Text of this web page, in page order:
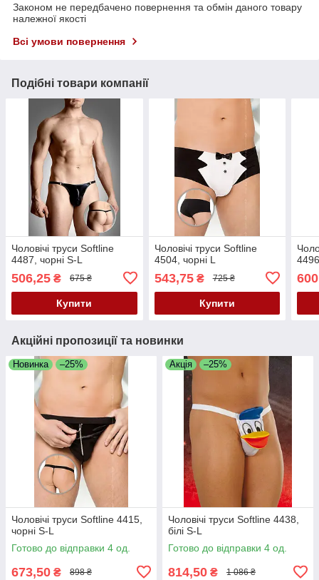
Законом не передбачено повернення та обмін даного товару
належної якості
Всі умови повернення
Подібні товари компанії
Чоловічі труси Softline
4487, чорні S-L
506,25 ₴ 675 ₴
Купити
Чоловічі труси Softline
4504, чорні L
543,75₴ 725 ₴
Купити
Акційні пропозиції та новинки
Новинка –25%
Чоловічі труси Softline 4415,
чорні S-L
Готово до відправки 4 од.
673,50 ₴ 898 ₴
Акція –25%
Чоловічі труси Softline 4438,
білі S-L
Готово до відправки 4 од.
814,50 ₴ 1 086 ₴